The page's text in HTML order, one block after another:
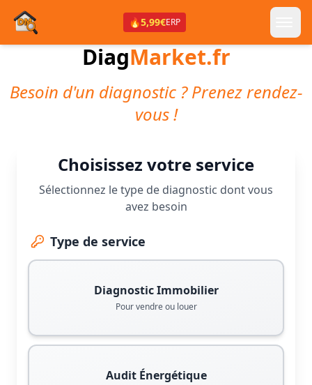
🔥5,99€ERP
DiagMarket.fr
Besoin d'un diagnostic ? Prenez rendez-
vous !
Choisissez votre service
Sélectionnez le type de diagnostic dont vous
avez besoin
Type de service
Diagnostic Immobilier
Pour vendre ou louer
Audit Énergétique